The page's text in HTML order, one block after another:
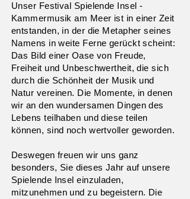
Unser Festival Spielende Insel -
Kammermusik am Meer ist in einer Zeit
entstanden, in der die Metapher seines
Namens in weite Ferne gerückt scheint:
Das Bild einer Oase von Freude,
Freiheit und Unbeschwertheit, die sich
durch die Schönheit der Musik und
Natur vereinen. Die Momente, in denen
wir an den wundersamen Dingen des
Lebens teilhaben und diese teilen
können, sind noch wertvoller geworden.
Deswegen freuen wir uns ganz
besonders, Sie dieses Jahr auf unsere
Spielende Insel einzuladen,
mitzunehmen und zu begeistern. Die